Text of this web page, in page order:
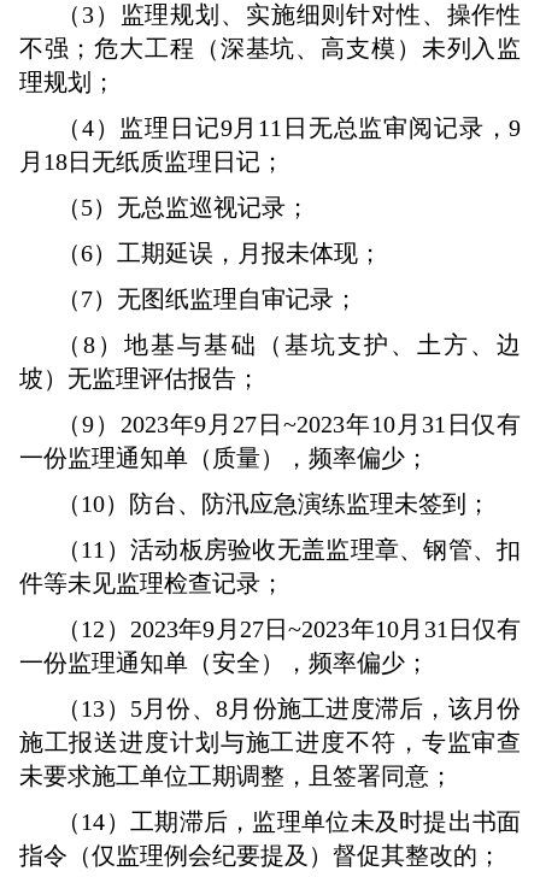
（3）监理规划、实施细则针对性、操作性
不强；危大工程（深基坑、高支模）未列入监
理规划；
（4）监理日记9月11日无总监审阅记录，9
月18日无纸质监理日记；
（5）无总监巡视记录；
（6）工期延误，月报未体现；
（7）无图纸监理自审记录；
（8）地基与基础（基坑支护、土方、边
坡）无监理评估报告；
（9）2023年9月27日~2023年10月31日仅有
一份监理通知单（质量），频率偏少；
（10）防台、防汛应急演练监理未签到；
（11）活动板房验收无盖监理章、钢管、扣
件等未见监理检查记录；
（12）2023年9月27日~2023年10月31日仅有
一份监理通知单（安全），频率偏少；
（13）5月份、8月份施工进度滞后，该月份
施工报送进度计划与施工进度不符，专监审查
未要求施工单位工期调整，且签署同意；
（14）工期滞后，监理单位未及时提出书面
指令（仅监理例会纪要提及）督促其整改的；